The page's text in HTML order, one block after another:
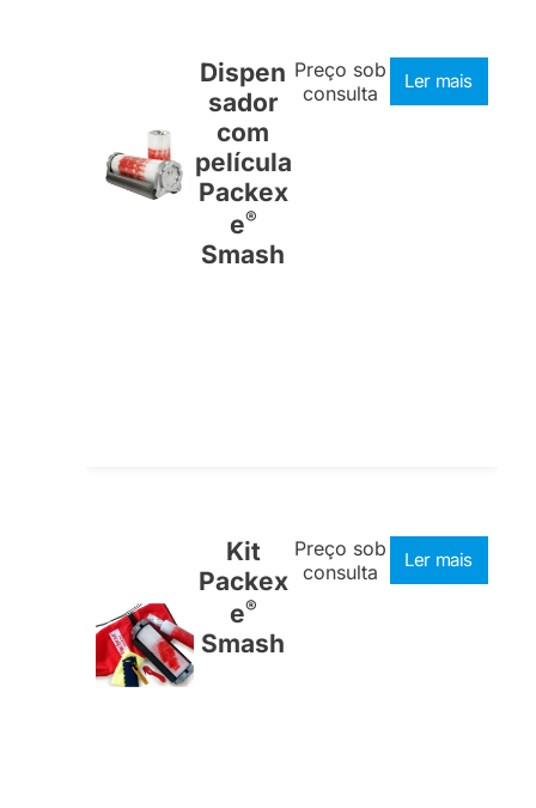
Dispen
sador
com
película
Packex
e®
Smash
Preço sob
consulta
Ler mais
Kit
Packex
e®
Smash
Preço sob
consulta
Ler mais